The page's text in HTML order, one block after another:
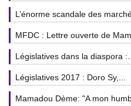
L’énorme scandale des
MFDC : Lettre ouverte de
Législatives dans la diaspora :...
Législatives 2017 : Doro Sy,...
Mamadou Dème: "A mon